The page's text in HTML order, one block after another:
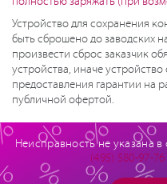
Устройство для сохранения
быть сброшено до заводских
произвести сброс заказчик
устройства, иначе
предоставления гарантии на
публичной офертой.
Неисправность не указана
(495) 580-97-76